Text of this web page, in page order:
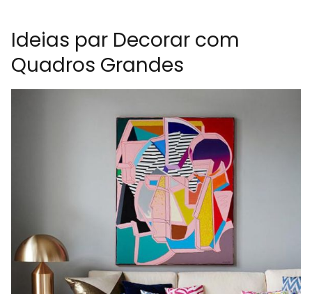
Ideias par Decorar com
Quadros Grandes